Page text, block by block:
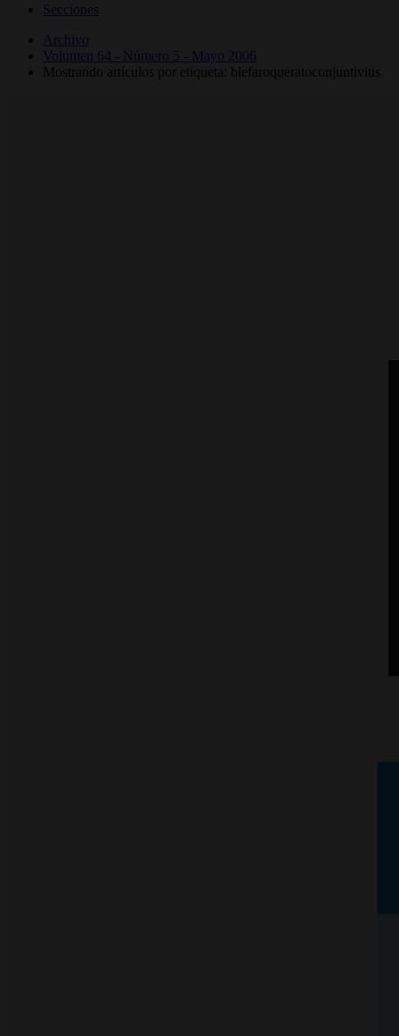
Secciones
Archivo
Volumen 64 - Número 5 - Mayo 2006
Mostrando artículos por etiqueta: blefaroqueratoconjuntivitis